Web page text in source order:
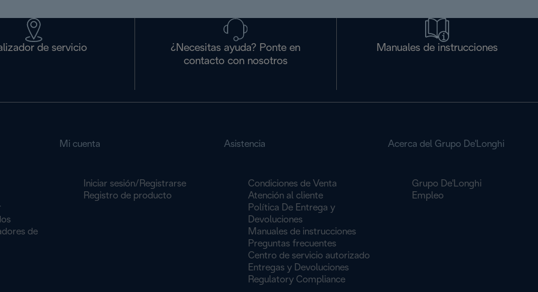
de servicio
¿Necesitas ayuda? Ponte en
contacto con nosotros
Manuales de instrucciones
de
Mi cuenta
Iniciar sesión/Registrarse
Registro de producto
Asistencia
Condiciones de Venta
Atención al cliente
Política De Entrega y
Devoluciones
Manuales de instrucciones
Preguntas frecuentes
Centro de servicio autorizado
Entregas y Devoluciones
Regulatory Compliance
Acerca del Grupo De'Longhi
Grupo De'Longhi
Empleo